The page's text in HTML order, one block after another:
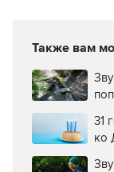
Также вам
31
ко